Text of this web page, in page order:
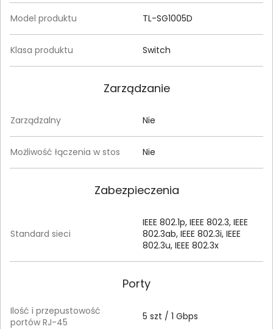
Model produktu TL-SG1005D
Klasa produktu Switch
Zarządzanie
Zarządzalny Nie
Możliwość łączenia w stos Nie
Zabezpieczenia
Standard sieci
IEEE 802.1p, IEEE 802.3, IEEE
802.3ab, IEEE 802.3i, IEEE
802.3u, IEEE 802.3x
Porty
Ilość i przepustowość
portów RJ-45
5 szt / 1 Gbps